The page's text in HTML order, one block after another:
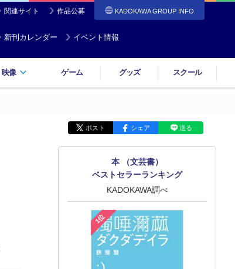
関連サイト 作品公募 KADOKAWA GROUP INFO
新刊カレンダー イベント情報
映像 ゲーム グッズ スクール
ポスト シェア 送る
本 （文芸書）
ベストセラーランキング
KADOKAWA調べ
1位